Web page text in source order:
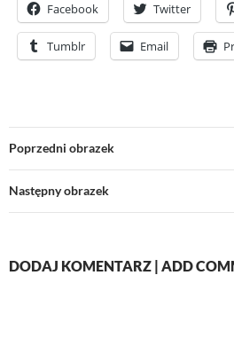
Facebook Twitter
Tumblr Email
Poprzedni obrazek
Następny obrazek
DODAJ KOMENTARZ | ADD